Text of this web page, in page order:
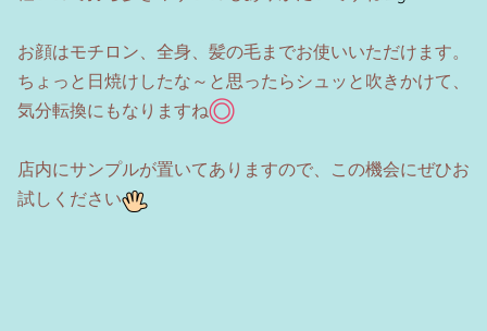
お顔はモチロン、全身、髪の毛までお使いいただけます。
ちょっと日焼けしたな～と思ったらシュッと吹きかけて、
気分転換にもなりますね
店内にサンプルが置いてありますので、この機会にぜひお
試しください